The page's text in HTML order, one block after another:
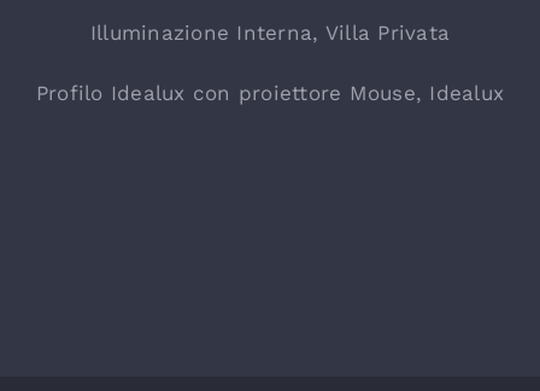
Illuminazione Interna, Villa Privata
Profilo Idealux con proiettore Mouse, Idealux